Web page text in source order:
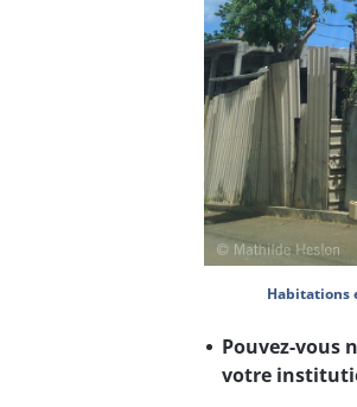
Habitations
Pouvez-vous
votre